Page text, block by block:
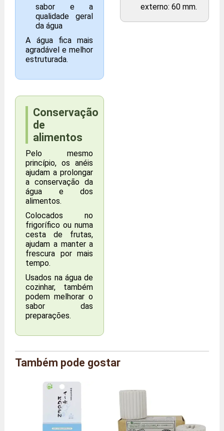
sabor e a
qualidade geral
da água
A água fica mais
agradável e melhor
estruturada.
Conservação
de
alimentos
Pelo mesmo
princípio, os anéis
ajudam a prolongar
a conservação da
água e dos
alimentos.
Colocados no
frigorífico ou numa
cesta de frutas,
ajudam a manter a
frescura por mais
tempo.
Usados na água de
cozinhar, também
podem melhorar o
sabor das
preparações.
externo: 60 mm.
Marca
Agriton
Tamanho
Dimensões
x Altura 4 cm
50 gramas
Também pode gostar